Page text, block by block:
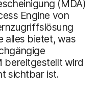
(MDA)
Engine von
alles bietet, was
bereitgestellt wird
sichtbar ist.